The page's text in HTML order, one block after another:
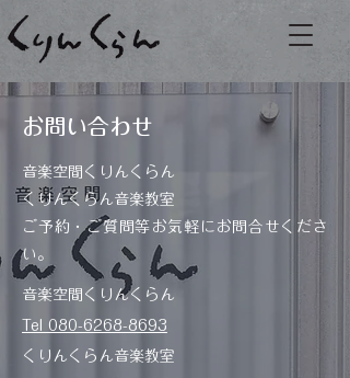
​お問い合わせ
音楽空間くりんくらん
くりんくらん音楽教室
ご予約・ご質問等お気軽にお問合せくださ
い。
音楽空間くりんくらん
Tel 080-6268-8693
​くりんくらん音楽教室